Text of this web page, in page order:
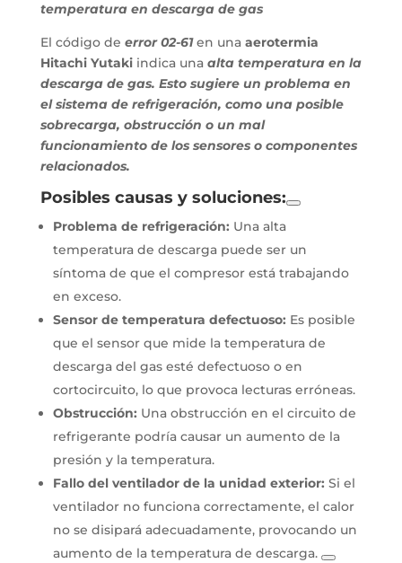
temperatura en descarga de gas
El código de error 02-61en una aerotermia
Hitachi Yutakiindica una alta temperatura en la
descarga de gas. Esto sugiere un problema en
el sistema de refrigeración, como una posible
sobrecarga, obstrucción o un mal
funcionamiento de los sensores o componentes
relacionados.
Posibles causas y soluciones:
Problema de refrigeración: Una alta
temperatura de descarga puede ser un
síntoma de que el compresor está trabajando
en exceso.
Sensor de temperatura defectuoso: Es posible
que el sensor que mide la temperatura de
descarga del gas esté defectuoso o en
cortocircuito, lo que provoca lecturas erróneas.
Obstrucción: Una obstrucción en el circuito de
refrigerante podría causar un aumento de la
presión y la temperatura.
Fallo del ventilador de la unidad exterior: Si el
ventilador no funciona correctamente, el calor
no se disipará adecuadamente, provocando un
aumento de la temperatura de descarga.